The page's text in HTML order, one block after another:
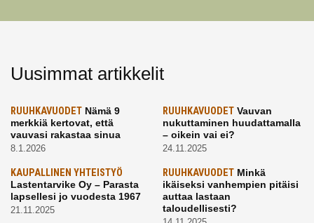
Uusimmat artikkelit
RUUHKAVUODET Nämä 9
merkkiä kertovat, että
vauvasi rakastaa sinua
8.1.2026
RUUHKAVUODETVauvan
nukuttaminen huudattamalla
– oikein vai ei?
24.11.2025
KAUPALLINEN YHTEISTYÖ
Lastentarvike Oy – Parasta
lapsellesi jo vuodesta 1967
21.11.2025
RUUHKAVUODETMinkä
ikäiseksi vanhempien pitäisi
auttaa lastaan
taloudellisesti?